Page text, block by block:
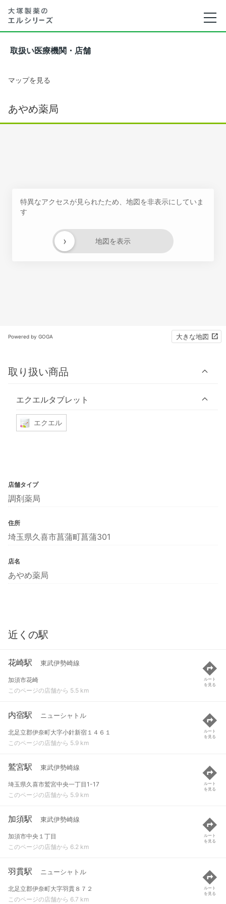
取扱い医療機関・店舗
マップを見る
あやめ薬局
特異なアクセスが見られたため、地図を非表示にしていま
す
地図を表示
›
Powered by GOGA 大きな地図
取り扱い商品
エクエルタブレット
エクエル
店舗タイプ
調剤薬局
住所
埼玉県久喜市菖蒲町菖蒲301
店名
あやめ薬局
近くの駅
花崎駅 東武伊勢崎線
加須市花崎
このページの店舗から 5.5 km
ルート
を見る
内宿駅 ニューシャトル
北足立郡伊奈町大字小針新宿１４６１
このページの店舗から 5.9 km
ルート
を見る
鷲宮駅 東武伊勢崎線
埼玉県久喜市鷲宮中央一丁目1-17
このページの店舗から 5.9 km
ルート
を見る
加須駅 東武伊勢崎線
加須市中央１丁目
このページの店舗から 6.2 km
ルート
を見る
羽貫駅 ニューシャトル
北足立郡伊奈町大字羽貫８７２
このページの店舗から 6.7 km
ルート
を見る